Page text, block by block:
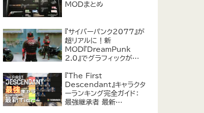
MODまとめ
『サイバーパンク2077』が
超リアルに！新
MOD『DreamPunk
2.0』でグラフィックが恐ろ
『The First
Descendant』キャラクタ
ーランキング完全ガイド：
最強継承者 最新